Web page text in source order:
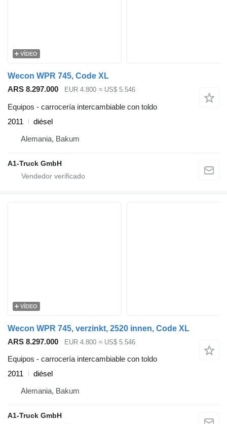
VÍDEO
Wecon WPR 745, Code XL
ARS 8.297.000
EUR 4.800 ≈ US$ 5.546
Equipos - carrocería intercambiable con toldo
2011
diésel
Alemania, Bakum
A1-Truck GmbH
VÍDEO
Wecon WPR 745, verzinkt, 2520 innen, Code XL
ARS 8.297.000
EUR 4.800 ≈ US$ 5.546
Equipos - carrocería intercambiable con toldo
2011
diésel
Alemania, Bakum
A1-Truck GmbH